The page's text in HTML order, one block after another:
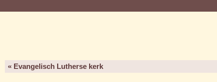
« Evangelisch Lutherse kerk